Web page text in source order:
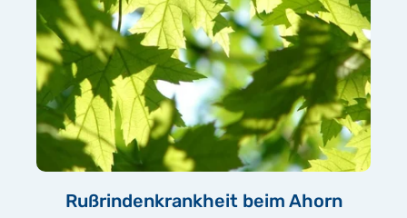
Rußrindenkrankheit beim Ahorn